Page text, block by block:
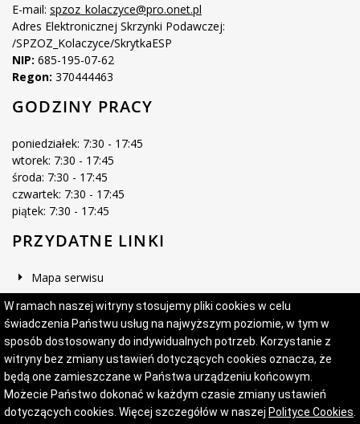
W ramach naszej witryny stosujemy pliki cookies w celu
świadczenia Państwu usług na najwyższym poziomie, w tym w
sposób dostosowany do indywidualnych potrzeb. Korzystanie z
witryny bez zmiany ustawień dotyczących cookies oznacza, że
będą one zamieszczane w Państwa urządzeniu końcowym.
Możecie Państwo dokonać w każdym czasie zmiany ustawień
dotyczących cookies. Więcej szczegółów w naszej Polityce Cookies
E-mail: spzoz_kolaczyce@pro.onet.pl
Adres Elektronicznej Skrzynki Podawczej:
/SPZOZ_Kolaczyce/SkrytkaESP
NIP: 685-195-07-62
Regon: 370444463
GODZINY PRACY
poniedziałek: 7:30 - 17:45
wtorek: 7:30 - 17:45
środa: 7:30 - 17:45
czwartek: 7:30 - 17:45
piątek: 7:30 - 17:45
PRZYDATNE LINKI
Mapa serwisu
Deklaracja dostępności
Projekt i wykonanie:Logonet Sp. z o.o.